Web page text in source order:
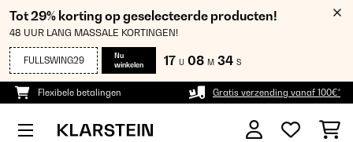
Tot 29% korting op geselecteerde producten!
48 UUR LANG MASSALE KORTINGEN!
FULLSWING29
Nu
winkelen
17 U 08 M 33 S
Flexibele betalingen Gratis verzending vanaf 100€*